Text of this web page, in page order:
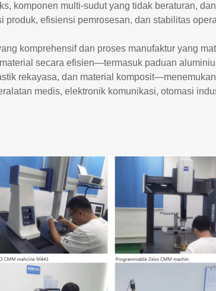
komponen multi-sudut yang tidak beraturan,
produk, efisiensi pemrosesan, dan stabilitas
komprehensif dan proses manufaktur yang
secara efisien—termasuk paduan
rekayasa, dan material
medis, elektronik komunikasi, otomasi